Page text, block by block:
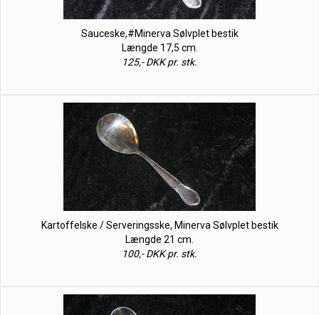
Sauceske,#Minerva Sølvplet bestik
Længde 17,5 cm.
125,- DKK pr. stk.
Kartoffelske / Serveringsske, Minerva Sølvplet bestik
Længde 21 cm.
100,- DKK pr. stk.